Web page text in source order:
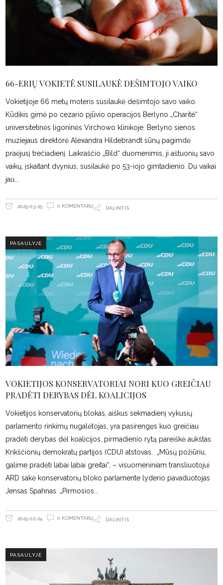
66-ERIŲ VOKIETĖ SUSILAUKĖ DEŠIMTOJO VAIKO
Vokietijoje 66 metų moteris susilaukė dešimtojo savo vaiko.
Kūdikis gimė po cezario pjūvio operacijos Berlyno „Charité“
universitetinės ligoninės Virchowo klinikoje. Berlyno sienos
muziejaus direktorė Alexandra Hildebrandt sūnų pagimdė
praėjusį trečiadienį. Laikraščio „Bild“ duomenimis, ji aštuonių savo
vaikų, įskaitant dvynius, susilaukė po 53-iojo gimtadienio. Du vaikai
jau
2025-03-25 0 KOMENTARŲ DALINTIS
PASAULYJE
VOKIETIJOS KONSERVATORIAI NORI KUO GREIČIAU
PRADĖTI DERYBAS DĖL KOALICIJOS
Vokietijos konservatorių blokas, aiškus sekmadienį vykusių
parlamento rinkimų nugalėtojas, yra pasirengęs kuo greičiau
pradėti derybas dėl koalicijos, pirmadienio rytą pareiškė aukštas
Krikščionių demokratų partijos (CDU) atstovas. „Mūsų požiūriu,
galime pradėti labai labai greitai“, – visuomeniniam transliuotojui
ARD sakė konservatorių bloko parlamente lyderio pavaduotojas
Jensas Spahnas. „Pirmosios
2025-02-24 0 KOMENTARŲ DALINTIS
PASAULYJE